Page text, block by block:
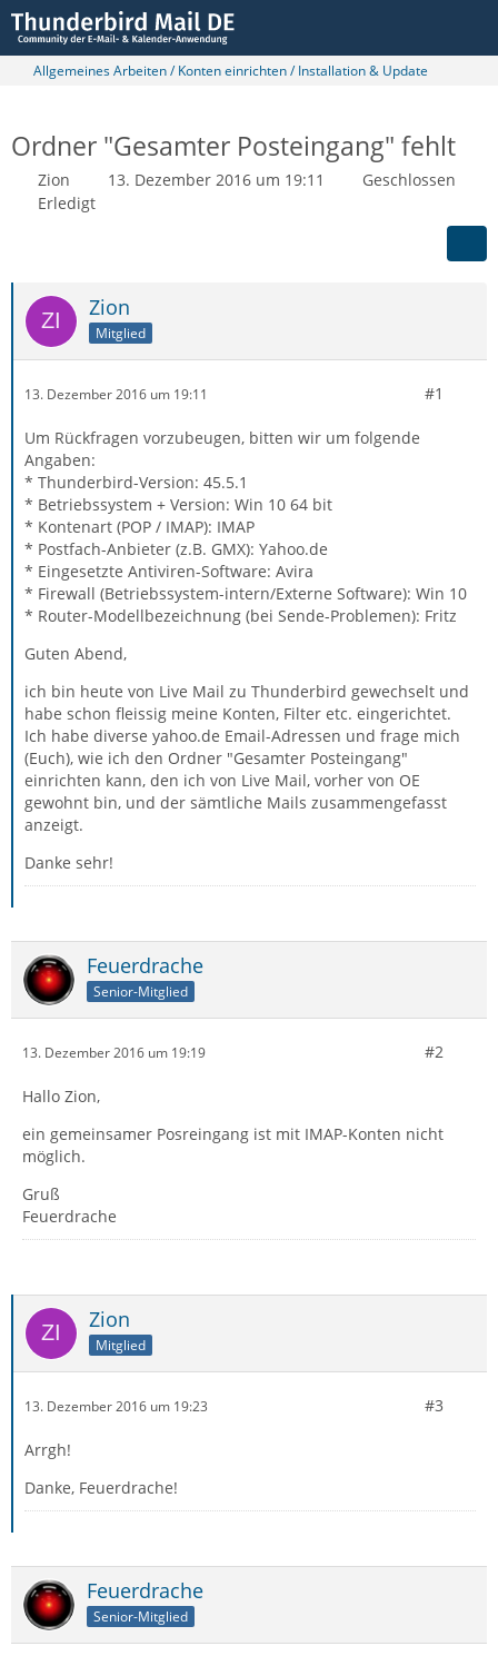
Allgemeines Arbeiten / Konten einrichten / Installation & Update
Ordner "Gesamter Posteingang" fehlt
Zion 13. Dezember 2016 um 19:11
Geschlossen
Erledigt
Zion
Mitglied
13. Dezember 2016 um 19:11 #1
Um Rückfragen vorzubeugen, bitten wir um folgende
Angaben:
* Thunderbird-Version: 45.5.1
* Betriebssystem + Version: Win 10 64 bit
* Kontenart (POP / IMAP): IMAP
* Postfach-Anbieter (z.B. GMX): Yahoo.de
* Eingesetzte Antiviren-Software: Avira
* Firewall (Betriebssystem-intern/Externe Software): Win 10
* Router-Modellbezeichnung (bei Sende-Problemen): Fritz
Guten Abend,
ich bin heute von Live Mail zu Thunderbird gewechselt und
habe schon fleissig meine Konten, Filter etc. eingerichtet.
Ich habe diverse yahoo.de Email-Adressen und frage mich
(Euch), wie ich den Ordner "Gesamter Posteingang"
einrichten kann, den ich von Live Mail, vorher von OE
gewohnt bin, und der sämtliche Mails zusammengefasst
anzeigt.
Danke sehr!
Feuerdrache
Senior-Mitglied
13. Dezember 2016 um 19:19 #2
Hallo Zion,
ein gemeinsamer Posreingang ist mit IMAP-Konten nicht
möglich.
Gruß
Feuerdrache
Zion
Mitglied
13. Dezember 2016 um 19:23 #3
Arrgh!
Danke, Feuerdrache!
Feuerdrache
Senior-Mitglied